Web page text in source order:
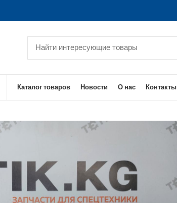
Каталог товаров Новости О нас Контакты